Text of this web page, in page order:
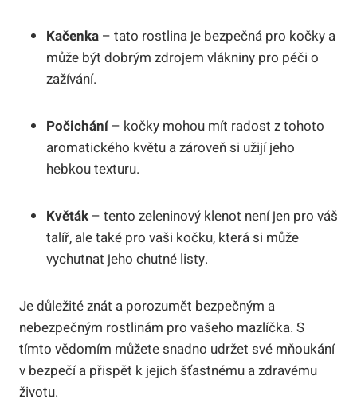
Kačenka – tato rostlina je bezpečná pro kočky a
může být dobrým zdrojem vlákniny pro péči o
zažívání.
Počichání– kočky mohou mít radost z tohoto
aromatického květu a zároveň si užijí jeho
hebkou texturu.
Květák – tento zeleninový klenot není jen pro váš
talíř, ale také pro vaši kočku, která si může
vychutnat jeho chutné listy.
Je důležité znát a porozumět bezpečným a
nebezpečným rostlinám pro vašeho mazlíčka. S
tímto vědomím můžete snadno udržet své mňoukání
v bezpečí a přispět k jejich šťastnému a zdravému
životu.